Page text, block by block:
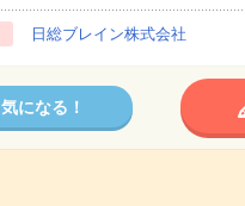
日総ブレイン株式会社
気になる！